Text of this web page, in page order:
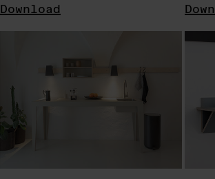
Download